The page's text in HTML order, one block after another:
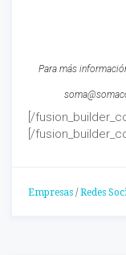
Para más
[/
[/
Empresas / Redes